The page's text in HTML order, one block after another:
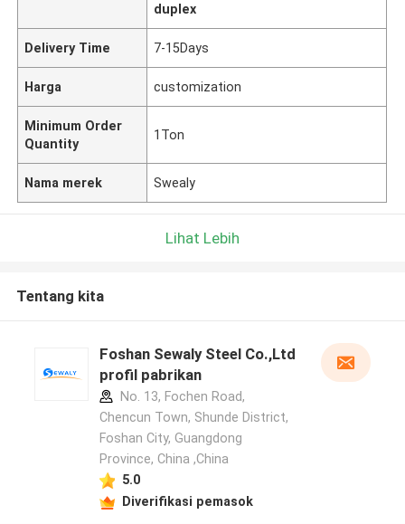
duplex
Delivery Time 7-15Days
Harga customization
Minimum Order
Quantity
1Ton
Nama merek Swealy
Lihat Lebih
Tentang kita
Foshan Sewaly Steel Co.,Ltd
profil pabrikan
No. 13, Fochen Road,
Chencun Town, Shunde District,
Foshan City, Guangdong
Province, China ,China
5.0
Diverifikasi pemasok